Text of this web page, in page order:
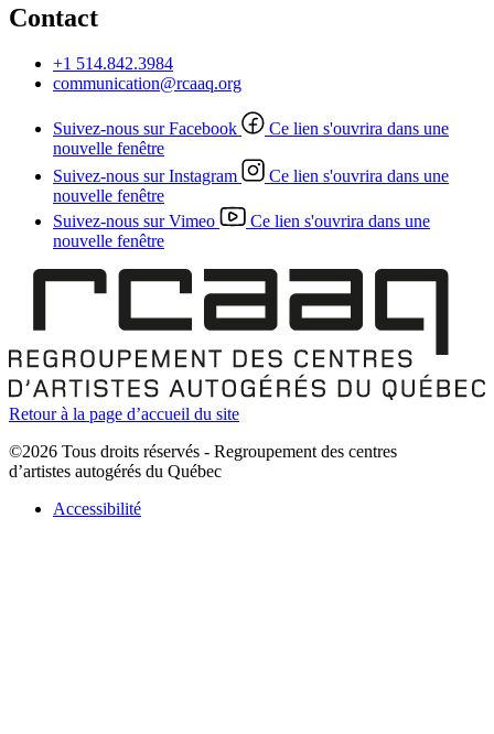
Contact
+1 514.842.3984
communication@rcaaq.org
Suivez-nous sur Facebook
Ce lien s'ouvrira dans une
nouvelle fenêtre
Suivez-nous sur Instagram
Ce lien s'ouvrira dans une
nouvelle fenêtre
Suivez-nous sur Vimeo
Ce lien s'ouvrira dans une
nouvelle fenêtre
Retour à la page d’accueil du site
©2026 Tous droits réservés - Regroupement des centres
d’artistes autogérés du Québec
Accessibilité